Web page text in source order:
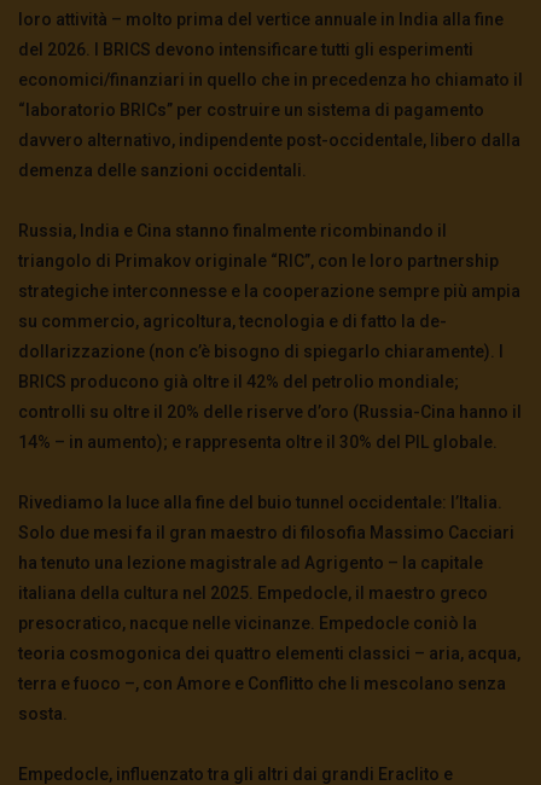
loro attività – molto prima del vertice annuale in India alla fine
del 2026. I BRICS devono intensificare tutti gli esperimenti
economici/finanziari in quello che in precedenza ho chiamato il
“laboratorio BRICs” per costruire un sistema di pagamento
davvero alternativo, indipendente post-occidentale, libero dalla
demenza delle sanzioni occidentali.
Russia, India e Cina stanno finalmente ricombinando il
triangolo di Primakov originale “RIC”, con le loro partnership
strategiche interconnesse e la cooperazione sempre più ampia
su commercio, agricoltura, tecnologia e di fatto la de-
dollarizzazione (non c’è bisogno di spiegarlo chiaramente). I
BRICS producono già oltre il 42% del petrolio mondiale;
controlli su oltre il 20% delle riserve d’oro (Russia-Cina hanno il
14% – in aumento); e rappresenta oltre il 30% del PIL globale.
Rivediamo la luce alla fine del buio tunnel occidentale: l’Italia.
Solo due mesi fa il gran maestro di filosofia Massimo Cacciari
ha tenuto una lezione magistrale ad Agrigento – la capitale
italiana della cultura nel 2025. Empedocle, il maestro greco
presocratico, nacque nelle vicinanze. Empedocle coniò la
teoria cosmogonica dei quattro elementi classici – aria, acqua,
terra e fuoco –, con Amore e Conflitto che li mescolano senza
sosta.
Empedocle, influenzato tra gli altri dai grandi Eraclito e